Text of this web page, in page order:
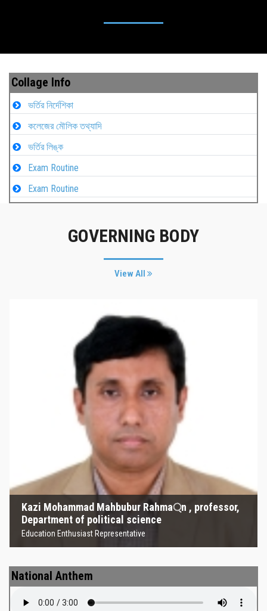
Collage Info
ভর্তির নির্দেশিকা
কলেজের মৌলিক তথ্যাদি
ভর্তির লিঙ্ক
Exam Routine
Exam Routine
GOVERNING BODY
View All
Kazi Mohammad Mahbubur Rahma্‌n , professor,
Department of political science
Education Enthusiast Representative
Kazi Mohammad Mahbubur
Rahma্‌n , professor, Department
of political science
Education Enthusiast Representative
National Anthem